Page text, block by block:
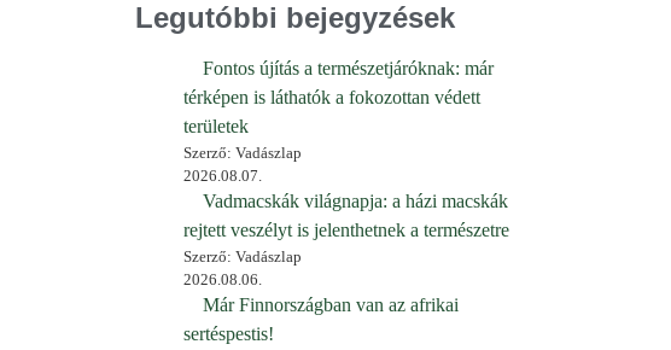
Legutóbbi bejegyzések
Fontos újítás a természetjáróknak: már
térképen is láthatók a fokozottan védett
területek
Szerző: Vadászlap
2026.08.07.
Vadmacskák világnapja: a házi macskák
rejtett veszélyt is jelenthetnek a természetre
Szerző: Vadászlap
2026.08.06.
Már Finnországban van az afrikai
sertéspestis!